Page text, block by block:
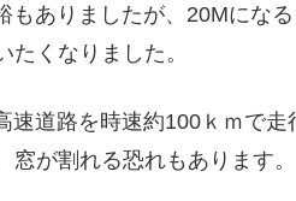
ありましたが、20Mにな
くなりました。
道路を時速約100ｋｍで
が割れる恐れもあります。